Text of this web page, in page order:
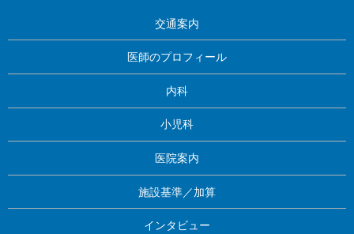
交通案内
医師のプロフィール
内科
小児科
医院案内
施設基準／加算
インタビュー